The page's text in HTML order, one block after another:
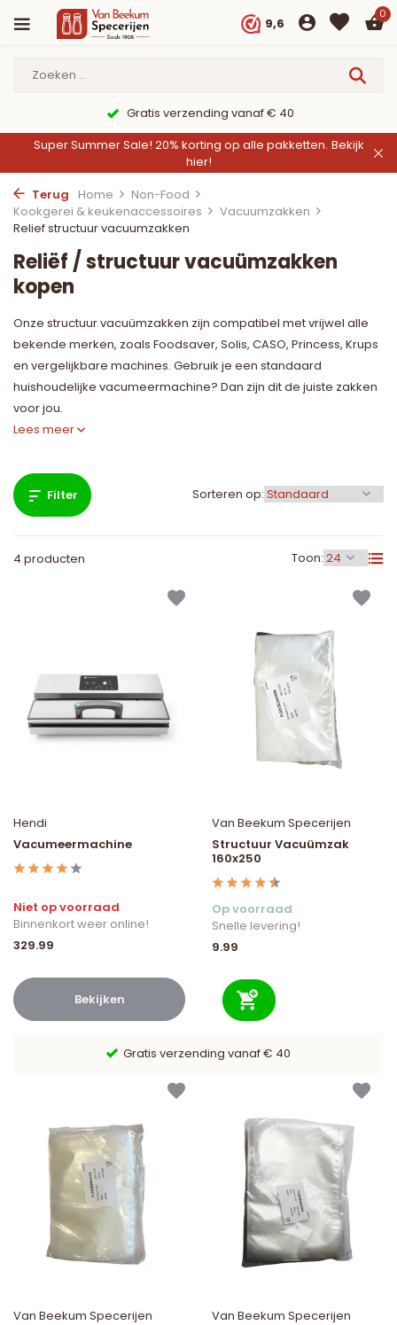
9,6
0
Gratis verzending vanaf € 40
Super Summer Sale! 20% korting op alle pakketten. Bekijk
hier!
Terug
Home
Non-Food
Kookgerei & keukenaccessoires
Vacuumzakken
Relief structuur vacuumzakken
Reliëf / structuur vacuümzakken
kopen
Onze structuur vacuümzakken zijn compatibel met vrijwel alle
bekende merken, zoals Foodsaver, Solis, CASO, Princess, Krups
en vergelijkbare machines. Gebruik je een standaard
huishoudelijke vacumeermachine? Dan zijn dit de juiste zakken
voor jou.
Lees meer
Filter
4 producten Toon:
Sorteren op:
Hendi
Vacumeermachine
Niet op voorraad
Binnenkort weer online!
329.99
Bekijken
Van Beekum Specerijen
Structuur Vacuümzak
160x250
Op voorraad
Snelle levering!
9.99
9,6/10 Webwinkelkeur ✔
Van Beekum Specerijen
Van Beekum Specerijen